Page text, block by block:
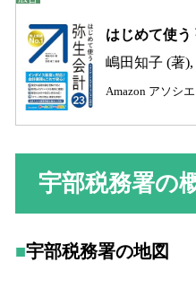
はじめて使う
嶋田知子 (著
Amazon アソシエ
宇部税務署の
宇部税務署の地図